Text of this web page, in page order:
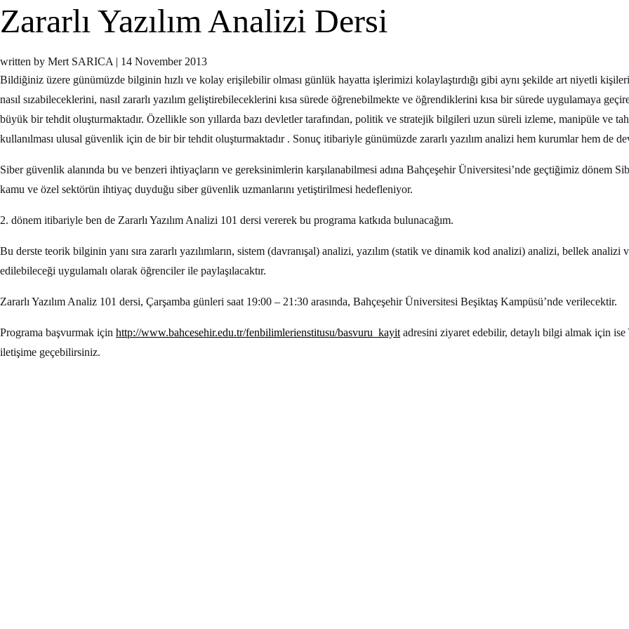
Zararlı Yazılım Analizi Dersi
written by Mert SARICA | 14 November 2013
Bildiğiniz üzere günümüzde bilginin hızlı ve kolay erişilebilir olması günlük hayatta işlerimizi kolaylaştırdığı gibi aynı şekilde art niyetli
nasıl sızabileceklerini, nasıl zararlı yazılım geliştirebileceklerini kısa sürede öğrenebilmekte ve öğrendiklerini kısa bir sürede uygulamaya
büyük bir tehdit oluşturmaktadır. Özellikle son yıllarda bazı devletler tarafından, politik ve stratejik bilgileri uzun süreli izleme, manipüle ve
kullanılması ulusal güvenlik için de bir bir tehdit oluşturmaktadır . Sonuç itibariyle günümüzde zararlı yazılım analizi hem kurumlar hem de
Siber güvenlik alanında bu ve benzeri ihtiyaçların ve gereksinimlerin karşılanabilmesi adına Bahçeşehir Üniversitesi’nde geçtiğimiz dönem
kamu ve özel sektörün ihtiyaç duyduğu siber güvenlik uzmanlarını yetiştirilmesi hedefleniyor.
2. dönem itibariyle ben de Zararlı Yazılım Analizi 101 dersi vererek bu programa katkıda bulunacağım.
Bu derste teorik bilginin yanı sıra zararlı yazılımların, sistem (davranışal) analizi, yazılım (statik ve dinamik kod analizi) analizi, bellek
edilebileceği uygulamalı olarak öğrenciler ile paylaşılacaktır.
Zararlı Yazılım Analiz 101 dersi, Çarşamba günleri saat 19:00 – 21:30 arasında, Bahçeşehir Üniversitesi Beşiktaş Kampüsü’nde verilecektir.
Programa başvurmak için http://www.bahcesehir.edu.tr/fenbilimlerienstitusu/basvuru_kayit adresini ziyaret edebilir, detaylı bilgi almak için
iletişime geçebilirsiniz.